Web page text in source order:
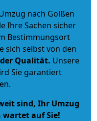
nach Golßen
Ihre Sachen sicher
Bestimmungsort
sich selbst von den
Qualität. Unsere
Sie garantiert
sind, Ihr Umzug
wartet auf Sie!